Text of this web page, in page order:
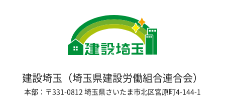
建設埼玉（埼玉県建設労働組合連合会）
本部：〒331-0812 埼玉県さいたま市北区宮原町4-144-1